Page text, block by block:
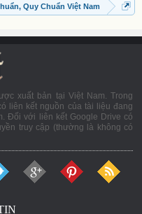
Quy Chuẩn Việt Nam
xuất bản tại Việt Nam. Trong
liên kết nguồn của tài liệu đang
Đối với liên kết Google Drive có
truy cập (thường là không có